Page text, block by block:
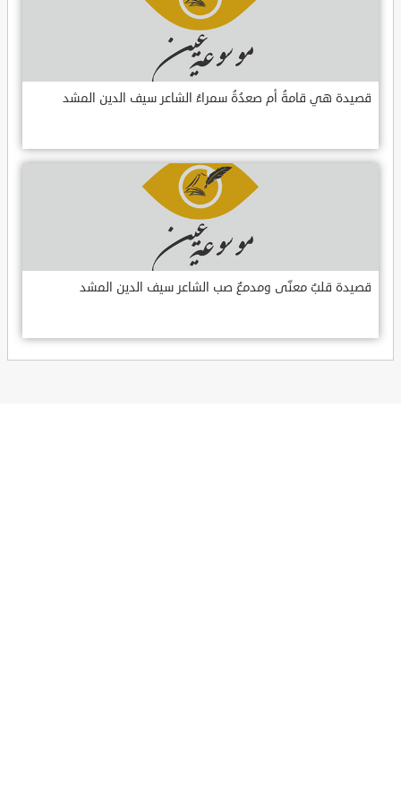
قصيدة هي قامةُ أم صعدُةُ سمراءُ الشاعر سيف الدين المشد
قصيدة قلبٌ معنّى ومدمعٌ صب الشاعر سيف الدين المشد